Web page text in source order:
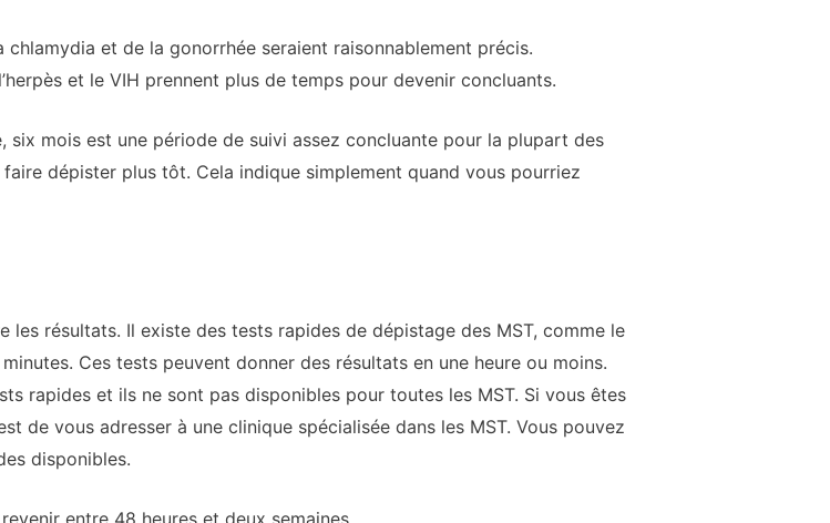
et de la gonorrhée seraient raisonnablement précis.
et le VIH prennent plus de temps pour devenir concluants.
mois est une période de suivi assez concluante pour la plupart des
dépister plus tôt. Cela indique simplement quand vous pourriez
résultats. Il existe des tests rapides de dépistage des MST, comme le
Ces tests peuvent donner des résultats en une heure ou moins.
rapides et ils ne sont pas disponibles pour toutes les MST. Si vous êtes
de vous adresser à une clinique spécialisée dans les MST. Vous pouvez
disponibles.